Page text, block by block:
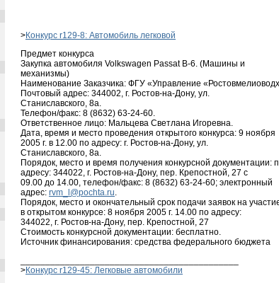
>Конкурс r129-8: Автомобиль легковой
Предмет конкурса
Закупка автомобиля Volkswagen Passat B-6. (Машины и
механизмы)
Наименование Заказчика: ФГУ «Управление
Почтовый адрес: 344002, г. Ростов-на-Дону, ул.
Станиславского, 8а.
Телефон/факс: 8 (8632) 63-24-60.
Ответственное лицо: Мальцева Светлана Игоревна.
Дата, время и место проведения открытого конкурса: 9 ноября
2005 г. в 12.00 по адресу: г. Ростов-на-Дону, ул.
Станиславского, 8а.
Порядок, место и время получения конкурсной документации:
адресу: 344022, г. Ростов-на-Дону, пер. Крепостной, 27 с
09.00 до 14.00, телефон/факс: 8 (8632) 63-24-60; электронный
адрес: rvm_l@pochta.ru.
Порядок, место и окончательный срок подачи заявок на
в открытом конкурсе: 8 ноября 2005 г. 14.00 по адресу:
344022, г. Ростов-на-Дону, пер. Крепостной, 27
Стоимость конкурсной документации: бесплатно.
Источник финансирования: средства федерального бюджета
>Конкурс r129-45: Легковые автомобили